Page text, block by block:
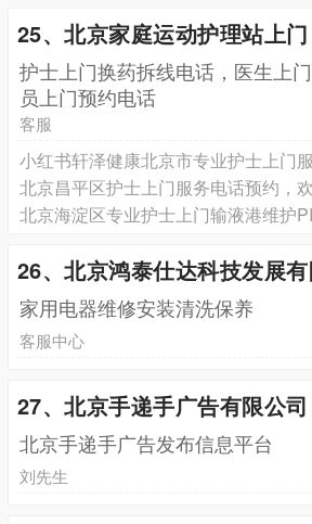
25、北京家庭运动护理站上门
护士上门换药拆线电话，医生上
员上门预约电话
客服
26、北京鸿泰仕达科技发展
家用电器维修安装清洗保养
客服中心
27、北京手递手广告有限公司
北京手递手广告发布信息平台
刘先生